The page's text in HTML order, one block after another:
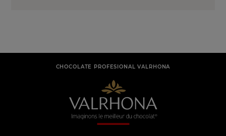
CHOCOLATE PROFESIONAL VALRHONA